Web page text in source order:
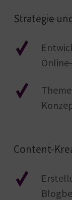
Strategie
Content-